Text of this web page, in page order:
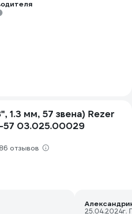
1.3 мм, 57 звена) Rezer
57 03.025.00029
отзывов
25.04.2024г.